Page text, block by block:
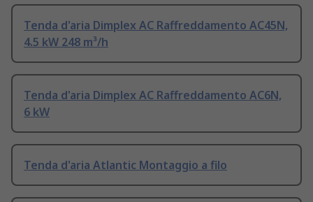
Tenda d'aria Dimplex AC Raffreddamento AC45N,
4.5 kW 248 m³/h
Tenda d'aria Dimplex AC Raffreddamento AC6N,
6 kW
Tenda d'aria Atlantic Montaggio a filo